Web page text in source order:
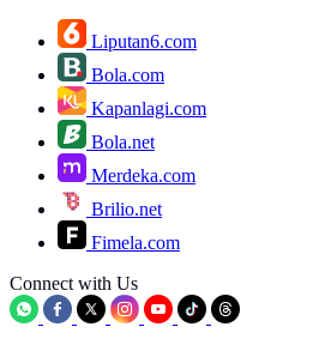
Liputan6.com
Bola.com
Kapanlagi.com
Bola.net
Merdeka.com
Brilio.net
Fimela.com
Connect with Us